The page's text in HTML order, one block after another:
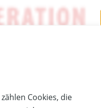
Cookies, die